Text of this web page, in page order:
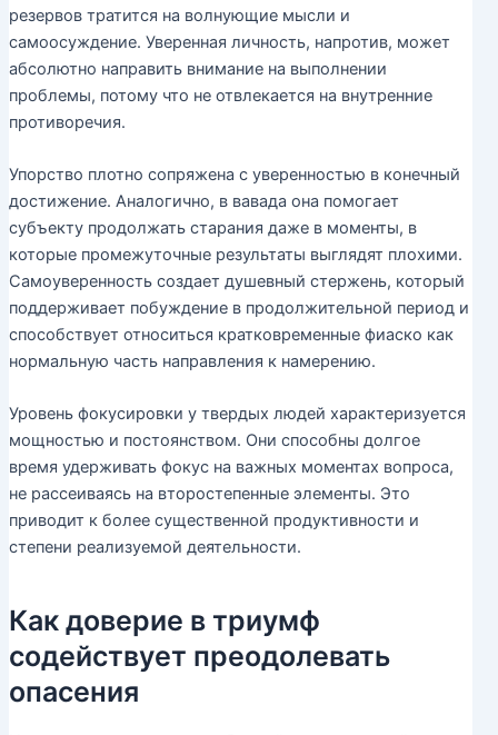
резервов тратится на волнующие мысли и
самоосуждение. Уверенная личность, напротив, может
абсолютно направить внимание на выполнении
проблемы, потому что не отвлекается на внутренние
противоречия.
Упорство плотно сопряжена с уверенностью в конечный
достижение. Аналогично, в вавада она помогает
субъекту продолжать старания даже в моменты, в
которые промежуточные результаты выглядят плохими.
Самоуверенность создает душевный стержень, который
поддерживает побуждение в продолжительной период и
способствует относиться кратковременные фиаско как
нормальную часть направления к намерению.
Уровень фокусировки у твердых людей характеризуется
мощностью и постоянством. Они способны долгое
время удерживать фокус на важных моментах вопроса,
не рассеиваясь на второстепенные элементы. Это
приводит к более существенной продуктивности и
степени реализуемой деятельности.
Как доверие в триумф
содействует преодолевать
опасения